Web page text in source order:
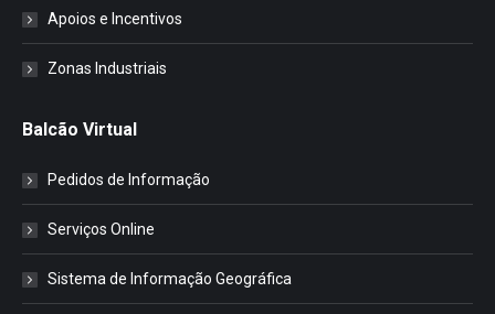
Apoios e Incentivos
Zonas Industriais
Balcão Virtual
Pedidos de Informação
Serviços Online
Sistema de Informação Geográfica